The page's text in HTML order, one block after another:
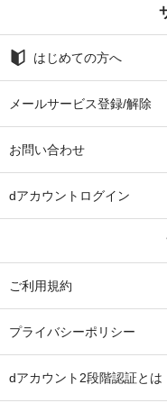
はじめての方へ
メールサービス登録/解除
お問い合わせ
dアカウントログイン
ご利用規約
プライバシーポリシー
dアカウント2段階認証とは